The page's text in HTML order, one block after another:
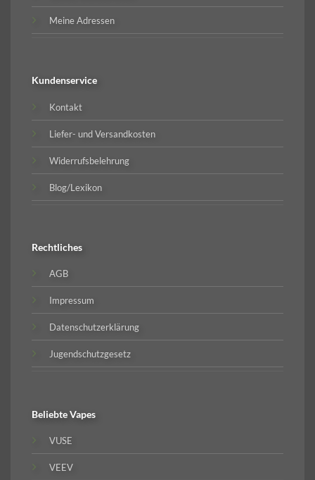
Meine Adressen
Kundenservice
Kontakt
Liefer- und Versandkosten
Widerrufsbelehrung
Blog/Lexikon
Rechtliches
AGB
Impressum
Datenschutzerklärung
Jugendschutzgesetz
BeliebteVapes
VUSE
VEEV